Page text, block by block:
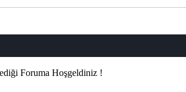
Foruma Hoşgeldiniz !